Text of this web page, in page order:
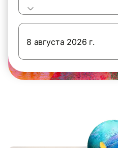
8 августа 2026 г.